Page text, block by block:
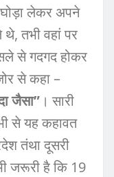
घोड़ा लेकर अपने
तभी वहां पर
से गदगद होकर
से कहा –
जैसा” । सारी
से यह कहावत
तंथा दूसरी
जरूरी है कि 19